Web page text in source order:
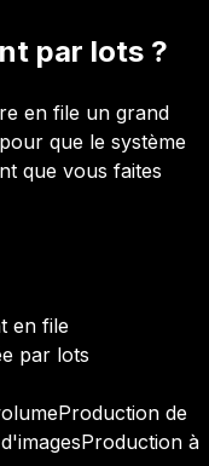
par lots ?
en file un grand
que le système
que vous faites
en file
par lots
Production de
Production à